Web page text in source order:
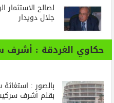
لصالح الاستثمار
جلال دويدار
حكاوي الغردقة :
بالصور :
بقلم أشرف